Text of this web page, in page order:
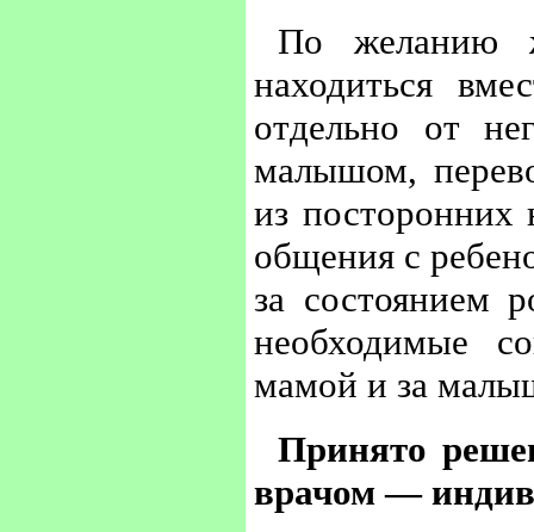
По желанию
находиться
отдельно от
малышом,
из посторонних
общения с
за состоянием
необходимые
мамой и за
Принято
врачом —